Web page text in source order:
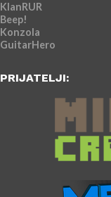
KlanRUR
Beep!
Konzola
GuitarHero
PRIJATELJI: